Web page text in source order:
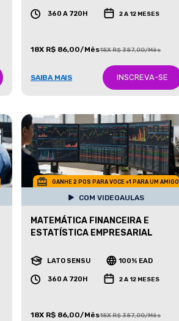
360 A 720H 2 A 12 MESES
18X R$ 86,00/Mês18X R$ 387,00/Mês
SAIBA MAIS INSCREVA-SE
GANHE 2 POS PARA VOCE +1 PARA UM AMIGO
COM VIDEOAULAS
MATEMÁTICA FINANCEIRA E
ESTATÍSTICA EMPRESARIAL
LATO SENSU 100% EAD
360 A 720H 2 A 12 MESES
18X R$ 86,00/Mês18X R$ 387,00/Mês